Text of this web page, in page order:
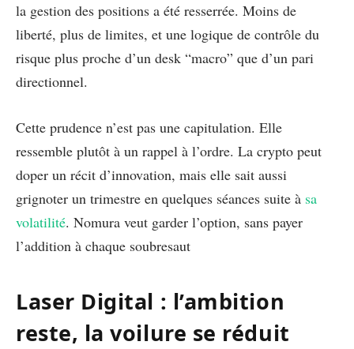
la gestion des positions a été resserrée. Moins de
liberté, plus de limites, et une logique de contrôle du
risque plus proche d’un desk “macro” que d’un pari
directionnel.
Cette prudence n’est pas une capitulation. Elle
ressemble plutôt à un rappel à l’ordre. La crypto peut
doper un récit d’innovation, mais elle sait aussi
grignoter un trimestre en quelques séances suite à sa
volatilité. Nomura veut garder l’option, sans payer
l’addition à chaque soubresaut
Laser Digital : l’ambition
reste, la voilure se réduit